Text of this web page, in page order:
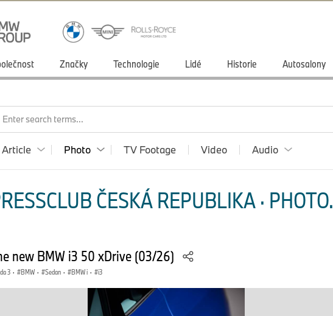
Značky Technologie Lidé Historie Autosalony
Enter search terms...
Article Photo TV Footage Video Audio
ČESKÁ REPUBLIKA · PHOTO.
new BMW i3 50 xDrive (03/26)
3 · BMW · Sedan · BMW i · i3